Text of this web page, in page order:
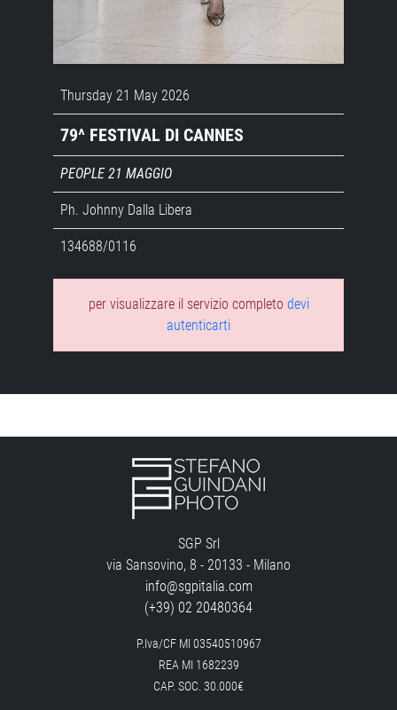
Thursday 21 May 2026
79^ FESTIVAL DI CANNES
PEOPLE 21 MAGGIO
Ph. Johnny Dalla Libera
134688/0116
per visualizzare il servizio completo devi
autenticarti
SGP Srl
via Sansovino, 8 - 20133 - Milano
info@sgpitalia.com
(+39) 02 20480364
P.Iva/CF MI 03540510967
REA MI 1682239
CAP. SOC. 30.000€